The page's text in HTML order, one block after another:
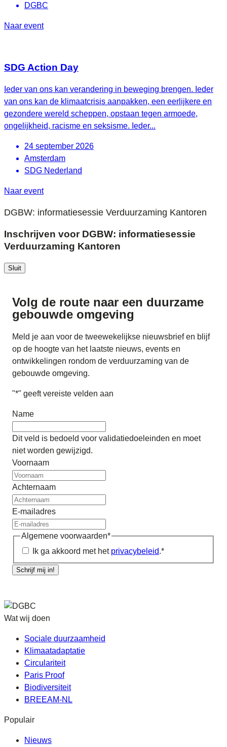
DGBC
Naar event
SDG Action Day
Ieder van ons kan verandering in beweging brengen. Ieder
van ons kan de klimaatcrisis aanpakken, een eerlijkere en
gezondere wereld scheppen, opstaan tegen armoede,
ongelijkheid, racisme en seksisme. Ieder...
24 september 2026
Amsterdam
SDG Nederland
Naar event
DGBW: informatiesessie Verduurzaming Kantoren
Inschrijven voor DGBW: informatiesessie
Verduurzaming Kantoren
Sluit
Volg de route naar een duurzame
gebouwde omgeving
Meld je aan voor de tweewekelijkse nieuwsbrief en blijf
op de hoogte van het laatste nieuws, events en
ontwikkelingen rondom de verduurzaming van de
gebouwde omgeving.
"*" geeft vereiste velden aan
Name
Dit veld is bedoeld voor validatiedoeleinden en moet
niet worden gewijzigd.
Voornaam
Achternaam
E-mailadres
Algemene voorwaarden*
Ik ga akkoord met het privacybeleid.*
Schrijf mij in!
Wat wij doen
Sociale duurzaamheid
Klimaatadaptatie
Circulariteit
Paris Proof
Biodiversiteit
BREEAM-NL
Populair
Nieuws